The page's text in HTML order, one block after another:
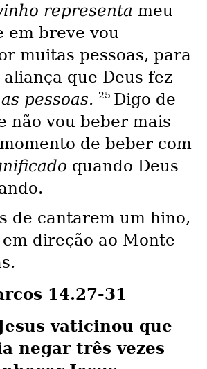
representa meu
em breve vou
muitas pessoas, para
que Deus fez
pessoas. 25 Digo de
não vou beber mais
de beber com
quando Deus
de cantarem um hino,
direção ao Monte
14.27-31
vaticinou que
negar três vezes